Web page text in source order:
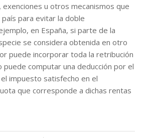
exenciones u otros mecanismos que
para evitar la doble
en España, si parte de la
se considera obtenida en otro
puede incorporar toda la retribución
puede computar una deducción por el
impuesto satisfecho en el
que corresponde a dichas rentas